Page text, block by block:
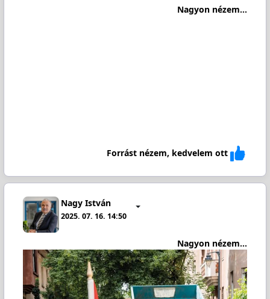
Nagyon nézem...
Forrást nézem, kedvelem ott
Nagy István
2025. 07. 16. 14:50
Nagyon nézem...